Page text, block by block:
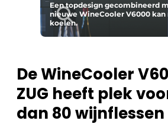
Meest gelezen
Nieuwsbrief
Privacy / Cookie statement
Vacature aanmelden
Video’s
Een topdesign gecombineerd
nieuwe WineCooler V6000
koelen.
De WineCooler
ZUG heeft plek
dan 80 wijnflessen